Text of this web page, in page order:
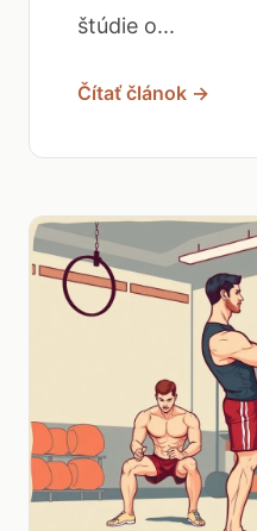
štúdie o...
Čítať článok →